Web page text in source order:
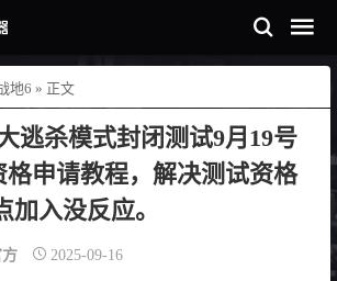
地6 » 正文
逃杀模式封闭测试9月19号
格申请教程，解决测试资格
加入没反应。
2025-09-16